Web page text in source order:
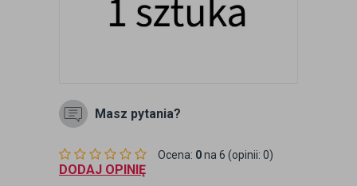
Masz pytania?
Ocena: 0na 6 (opinii: 0)
DODAJ OPINIĘ